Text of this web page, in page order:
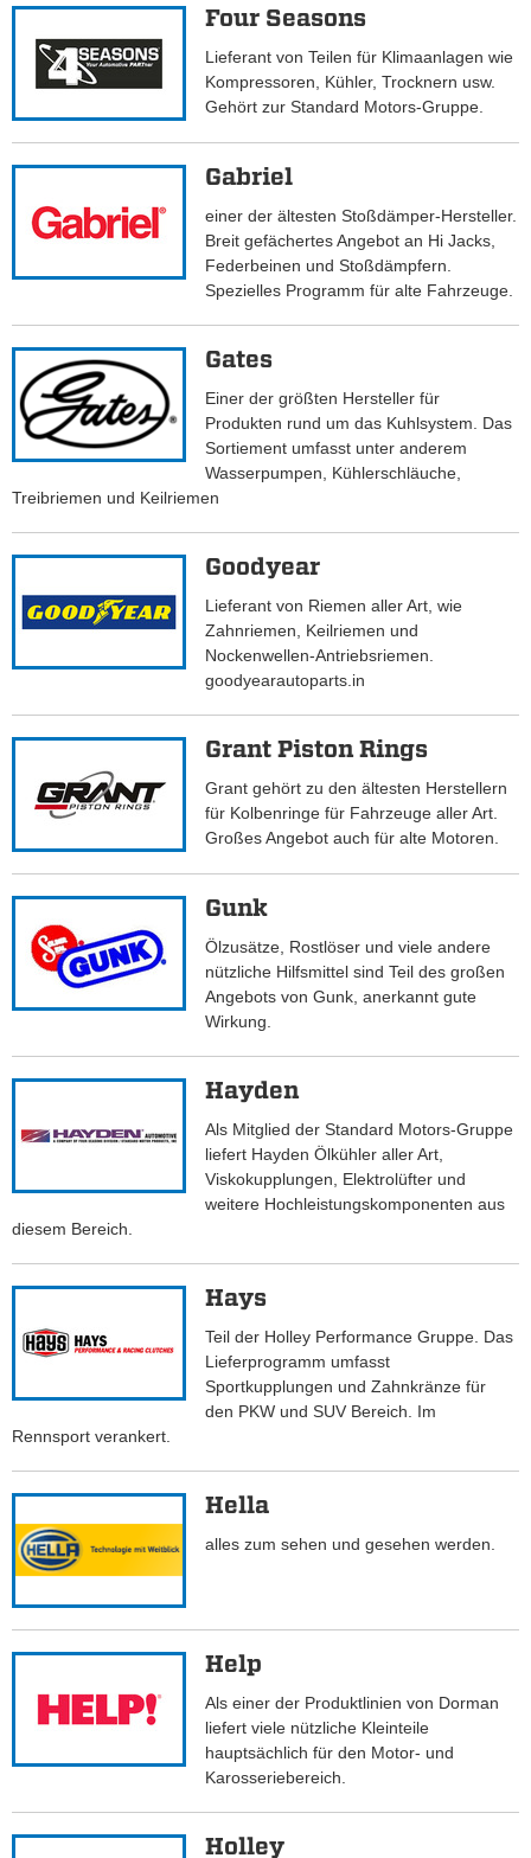
Four Seasons
Lieferant von Teilen für Klimaanlagen wie
Kompressoren, Kühler, Trocknern usw.
Gehört zur Standard Motors-Gruppe.
Gabriel
einer der ältesten Stoßdämper-Hersteller.
Breit gefächertes Angebot an Hi Jacks,
Federbeinen und Stoßdämpfern.
Spezielles Programm für alte Fahrzeuge.
Gates
Einer der größten Hersteller für
Produkten rund um das Kuhlsystem. Das
Sortiement umfasst unter anderem
Wasserpumpen, Kühlerschläuche,
Treibriemen und Keilriemen
Goodyear
Lieferant von Riemen aller Art, wie
Zahnriemen, Keilriemen und
Nockenwellen-Antriebsriemen.
goodyearautoparts.in
Grant Piston Rings
Grant gehört zu den ältesten Herstellern
für Kolbenringe für Fahrzeuge aller Art.
Großes Angebot auch für alte Motoren.
Gunk
Ölzusätze, Rostlöser und viele andere
nützliche Hilfsmittel sind Teil des großen
Angebots von Gunk, anerkannt gute
Wirkung.
Hayden
Als Mitglied der Standard Motors-Gruppe
liefert Hayden Ölkühler aller Art,
Viskokupplungen, Elektrolüfter und
weitere Hochleistungskomponenten aus
diesem Bereich.
Hays
Teil der Holley Performance Gruppe. Das
Lieferprogramm umfasst
Sportkupplungen und Zahnkränze für
den PKW und SUV Bereich. Im
Rennsport verankert.
Hella
alles zum sehen und gesehen werden.
Help
Als einer der Produktlinien von Dorman
liefert viele nützliche Kleinteile
hauptsächlich für den Motor- und
Karosseriebereich.
Holley